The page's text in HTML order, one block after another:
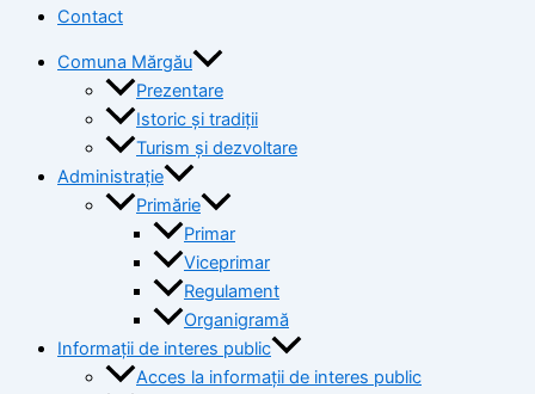
Contact
Comuna Mărgău
Prezentare
Istoric și tradiții
Turism și dezvoltare
Administrație
Primărie
Primar
Viceprimar
Regulament
Organigramă
Informații de interes public
Acces la informații de interes public